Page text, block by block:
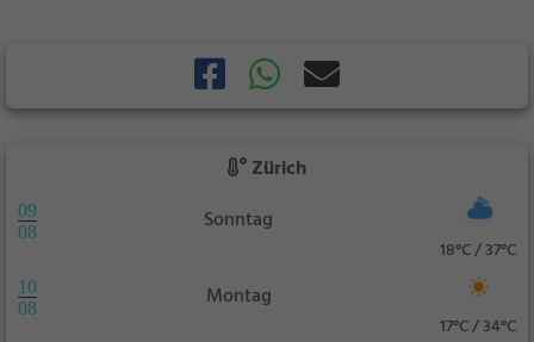
Zürich
09
08
Sonntag
18°C / 37°C
10
08
Montag
17°C / 34°C